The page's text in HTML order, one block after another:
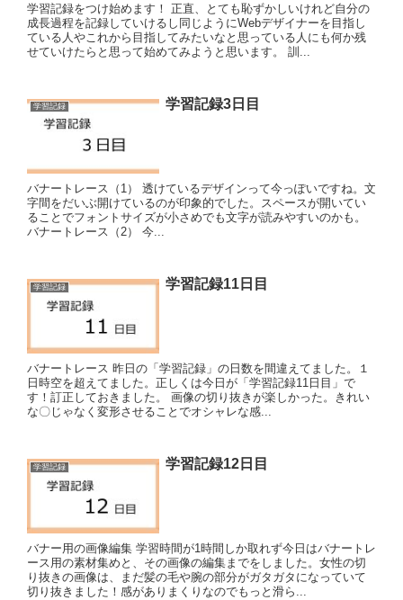
学習記録をつけ始めます！ 正直、とても恥ずかしいけれど自分の
成長過程を記録していけるし同じようにWebデザイナーを目指し
ている人やこれから目指してみたいなと思っている人にも何か残
せていけたらと思って始めてみようと思います。 訓...
学習記録 学習記録3日目
バナートレース（1） 透けているデザインって今っぽいですね。文
字間をだいぶ開けているのが印象的でした。スペースが開いてい
ることでフォントサイズが小さめでも文字が読みやすいのかも。
バナートレース（2） 今...
学習記録 学習記録11日目
バナートレース 昨日の「学習記録」の日数を間違えてました。１
日時空を超えてました。正しくは今日が「学習記録11日目」で
す！訂正しておきました。 画像の切り抜きが楽しかった。きれい
な〇じゃなく変形させることでオシャレな感...
学習記録 学習記録12日目
バナー用の画像編集 学習時間が1時間しか取れず今日はバナートレ
ース用の素材集めと、その画像の編集までをしました。女性の切
り抜きの画像は、まだ髪の毛や腕の部分がガタガタになっていて
切り抜きました！感がありまくりなのでもっと滑ら...